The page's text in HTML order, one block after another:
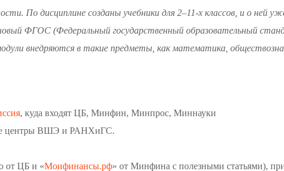
По дисциплине созданы учебники для 2–11-х классов, и о ней
ФГОС (Федеральный государственный образовательный
внедряются в такие предметы, как математика,
, куда входят ЦБ, Минфин, Минпрос, Миннауки
центры ВШЭ и РАНХиГС.
от ЦБ и «Моифинансы.рф» от Минфина с полезными статьями),